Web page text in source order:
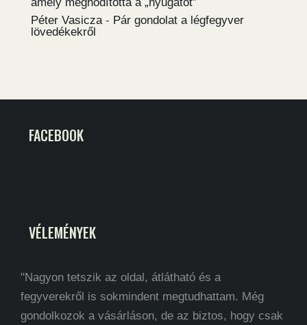
Péter Vasicza - Pár gondolat a légfegyver
lövedékekről
FACEBOOK
VÉLEMÉNYEK
"Nagyon tetszik az oldal, átlátható és a
fegyverekről is sokmindent megtudhattam. Még
gondolkozok a vásárláson, de az biztos, hogy csak